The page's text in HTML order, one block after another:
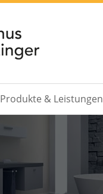
Produkte & Leistungen